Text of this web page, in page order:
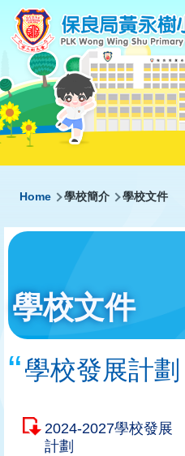
Skip to main content
Main
navigation
Breadcrumb
Home 學校簡介 學校文件
學校文件
學校發展計劃
2024-2027學校發展
計劃